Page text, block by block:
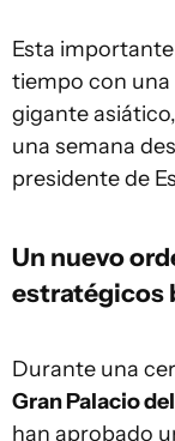
Esta
tiempo con
gigante
una semana
presidente de
Un nuevo
estratégicos
Durante una
Gran Palacio
han aprobado